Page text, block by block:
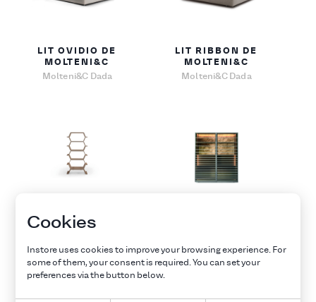
LIT OVIDIO DE
MOLTENI&C
Molteni&C Dada
LIT RIBBON DE
MOLTENI&C
Molteni&C Dada
BIBLIOTHÈQUE
MHC.2 DE
Molteni&C Dada
Cookies
Instore uses cookies to improve your browsing experience. For
some of them, your consent is required. You can set your
preferences via the button below.